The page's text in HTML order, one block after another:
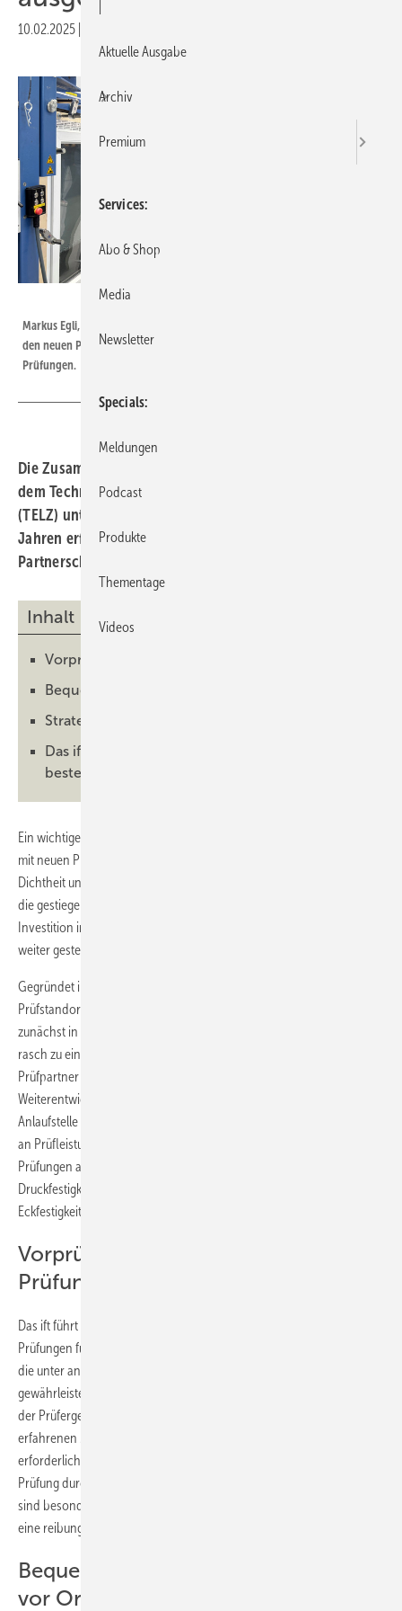
10.02.2025
Markus Egli, Geschäftsbereichsleiter Prüfung beim ift Rosenheim inspiziert
den neuen Prüfstand für Schlagregendichtheits- und Luftdichtheits-
Prüfungen.
Die Zusammenarbeit zwischen dem ift Rosenheim und
dem Technischen Entwicklungs- und Leistungszentrum
(TELZ) unter der Leitung von Alexander Dupp wird seit
Jahren erfolgreich gepflegt. Nun wird diese
Partnerschaft weiter vertieft und ausgebaut.
Inhalt
Vorprüfungen und offizielle Prüfungen
Bequemer Service durch ift-Prüfer vor Ort
Strategische Lage von TELZ in Weroth
Das ift-Labor in Arnsberg bleibt weiterhin
bestehen
Ein wichtiger Schritt ist die Erweiterung des Prüfzentrums von TELZ
mit neuen Prüfmöglichkeiten wie z. B. Einbruchhemmung oder
Dichtheit und Windlast. Dies schafft neue Kapazitäten und erfüllt so
die gestiegenen Anforderungen an Prüfungen und Tests. Durch diese
Investition in die Infrastruktur wird die Prüfqualität und -effizienz
weiter gesteigert.
Gegründet im Jahr 2016, hatte TELZ das Ziel, einen zentralen
Prüfstandort für die Fenster- und Türenbranche zu etablieren. Was
zunächst in Garagen und kleinen Hallen begann, entwickelte sich
rasch zu einem anerkannten Prüfzentrum und ist seit 2020
Prüfpartner des ift Rosenheim. Durch die kontinuierliche
Weiterentwicklung und Expansion hat sich TELZ als wichtige
Anlaufstelle für die Branche etabliert und bietet nun eine breite Palette
an Prüfleistungen an. Hierzu zählen neben den bereits erwähnten
Prüfungen auch die Absturzsicherung, Zug- und
Druckfestigkeitsprüfungen, Baukörperanschlusssituationen,
Eckfestigkeiten von Rahmenecken etc.
Vorprüfungen und offizielle
Prüfungen
Das ift führt als akkreditierte und notifizierte Prüfstelle die offiziellen
Prüfungen für TELZ im Labor in Weroth gemäß BauPVO Art. 46 durch,
die unter anderem für das CE-Zeichen erforderlich sind. Dies
gewährleistet eine hohe Prüfqualität und baurechtliche Anerkennung
der Prüfergebnisse. Die „Vorprüfungen“ durch die geschulten und
erfahrenen Mitarbeiter von TELZ stellen sicher, dass alle
erforderlichen Standards eingehalten werden, bevor die „offizielle“
Prüfung durch das ift Rosenheim stattfindet. Diese Vorabprüfungen
sind besonders wichtig, um spätere Verzögerungen zu vermeiden und
eine reibungslose Abnahme der Produkte zu garantieren.
Bequemer Service durch ift-Prüfer
vor Ort
Aktuelle Ausgabe
Archiv
Premium
Services
Abo & Shop
Media
Newsletter
Specials
Meldungen
Podcast
Produkte
Thementage
Videos